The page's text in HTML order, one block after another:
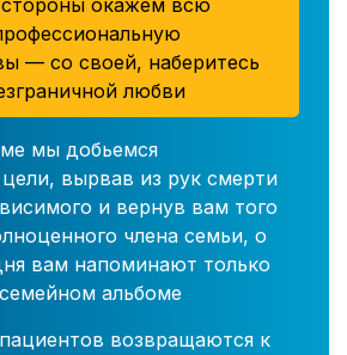
окажем всю
— со своей, наберитесь
любви
мы добьемся
вырвав из рук смерти
и вернув вам того
члена семьи, о
вам напоминают только
альбоме
возвращаются к